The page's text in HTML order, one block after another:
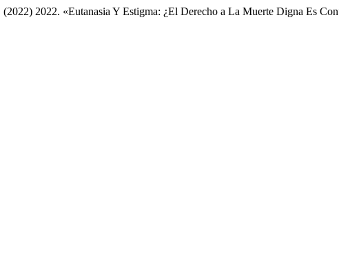
2022. «Eutanasia Y Estigma: ¿El Derecho a La Muerte Digna Es